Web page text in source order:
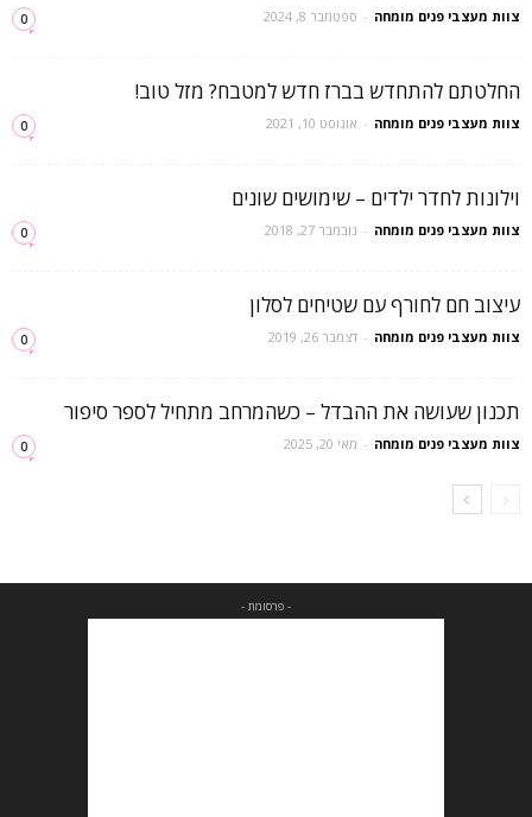
צוות מעצבי פנים מומחה - ספטמבר 8, 2024 0
החלטתם להתחדש בברז חדש למטבח? מזל טוב!
צוות מעצבי פנים מומחה - אוגוסט 10, 2021 0
וילונות לחדר ילדים – שימושים שונים
צוות מעצבי פנים מומחה - נובמבר 27, 2018 0
עיצוב חם לחורף עם שטיחים לסלון
צוות מעצבי פנים מומחה - דצמבר 26, 2019 0
תכנון שעושה את ההבדל – כשהמרחב מתחיל לספר סיפור
צוות מעצבי פנים מומחה - מאי 20, 2025 0
- פרסומת -